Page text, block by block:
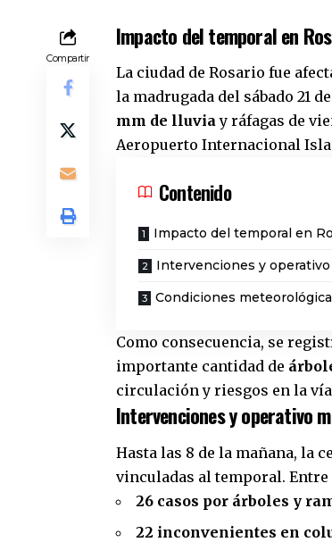
Compartir
Impacto del temporal en
La ciudad de Rosario fue
la madrugada del sábado 21
mm de lluviay ráfagas de
Aeropuerto Internacional
Contenido
Impacto del temporal en
Intervenciones y operativo
Condiciones
Como consecuencia, se
importante cantidad de
circulación y riesgos en la
Intervenciones y operativo
Hasta las 8 de la mañana, la
vinculadas al temporal. Entre
26 casos por árboles y
22 inconvenientes en